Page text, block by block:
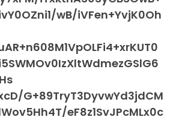
wB/iVFen+YvjK0Oh
G+89TryT3DyvwYd3jdCM
eF8z1SvJPcMLx0c